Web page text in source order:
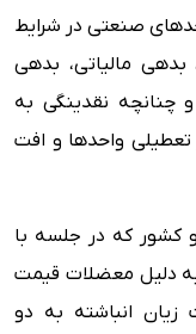
صنعتی در شرایط
بدهی مالیاتی، بدهی
چنانچه نقدینگی به
تعطیلی واحدها و افت
کشور که در جلسه با
به دلیل معضلات قیمت
شاهد تحمیل ۲۸۰ همت زیان انباشته به دو